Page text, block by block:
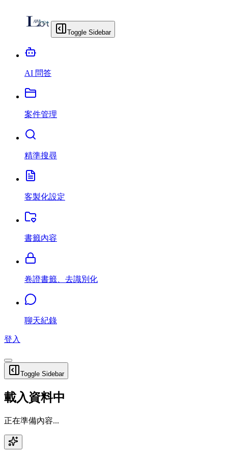
Toggle Sidebar
AI 問答
案件管理
精準搜尋
客製化設定
書籤內容
卷證書籤、去識別化
聊天紀錄
登入
Toggle Sidebar
載入資料中
正在準備內容...